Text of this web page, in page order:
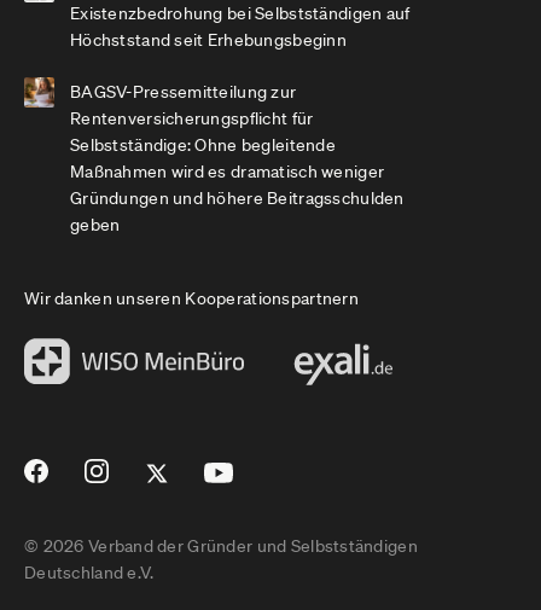
Existenzbedrohung bei Selbstständigen auf
Höchststand seit Erhebungsbeginn
BAGSV-Pressemitteilung zur
Rentenversicherungspflicht für
Selbstständige: Ohne begleitende
Maßnahmen wird es dramatisch weniger
Gründungen und höhere Beitragsschulden
geben
Wir danken unseren Kooperationspartnern
© 2026 Verband der Gründer und Selbstständigen
Deutschland e.V.